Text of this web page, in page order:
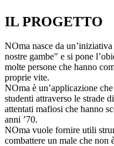
IL PROGETTO
NOma nasce da
nostre gambe" e si pone
molte persone che hanno
proprie vite.
NOma è un’applicazione
studenti attraverso le strade
attentati mafiosi che hanno
anni ’70.
NOma vuole fornire utili
combattere un male che non